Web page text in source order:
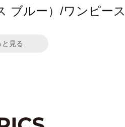
ブルー）/ワンピー
と見る